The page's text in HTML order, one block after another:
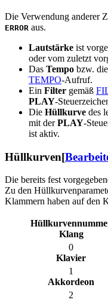
Die Verwendung anderer
ERROR aus.
Lautstärke ist
oder vom zuletzt
Das Tempo bzw. die
TEMPO-Aufruf.
Ein Filter gemäß
PLAY-
Die Hüllkurve des
mit derPLAY-
ist aktiv.
Hüllkurven[
Die bereits fest
Zu den
Klammern haben auf den
Klang
0
Klavier
1
Akkordeon
2